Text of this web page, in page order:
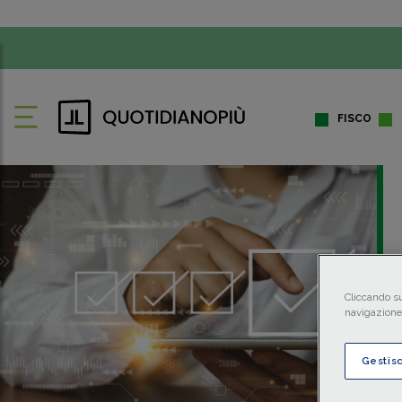
FISCO
Cliccando